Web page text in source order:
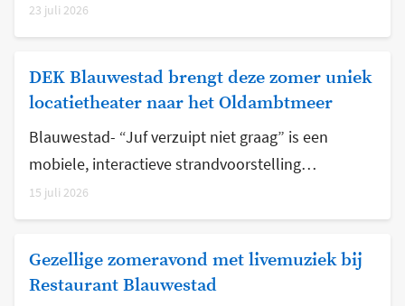
23 juli 2026
DEK Blauwestad brengt deze zomer uniek
locatietheater naar het Oldambtmeer
Blauwestad- “Juf verzuipt niet graag” is een
mobiele, interactieve strandvoorstelling…
15 juli 2026
Gezellige zomeravond met livemuziek bij
Restaurant Blauwestad